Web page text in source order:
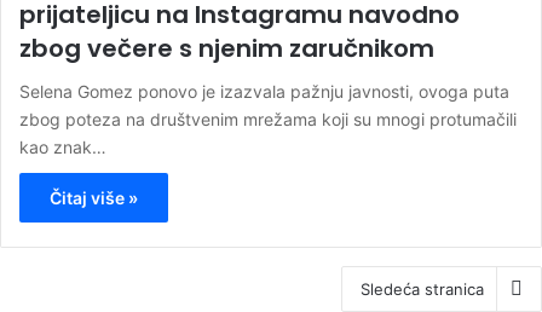
prijateljicu na Instagramu navodno
zbog večere s njenim zaručnikom
Selena Gomez ponovo je izazvala pažnju javnosti, ovoga puta
zbog poteza na društvenim mrežama koji su mnogi protumačili
kao znak…
Čitaj više »
Sledeća stranica